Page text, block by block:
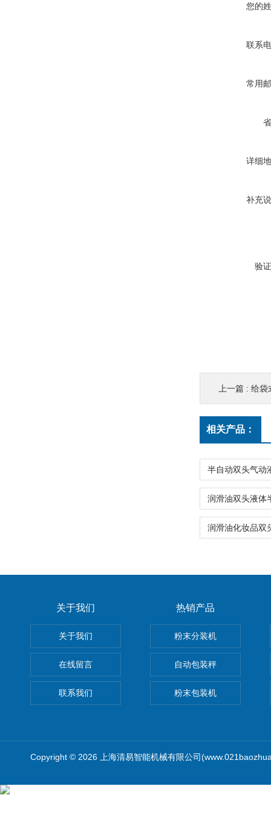
您的
联系
常用
详细
补充
验
上一篇 : 给袋
相关产品：
关于我们
关于我们
在线留言
联系我们
热销产品
粉末分装机
自动包装秤
粉末包装机
Copyright © 2026 上海清易智能机械有限公司